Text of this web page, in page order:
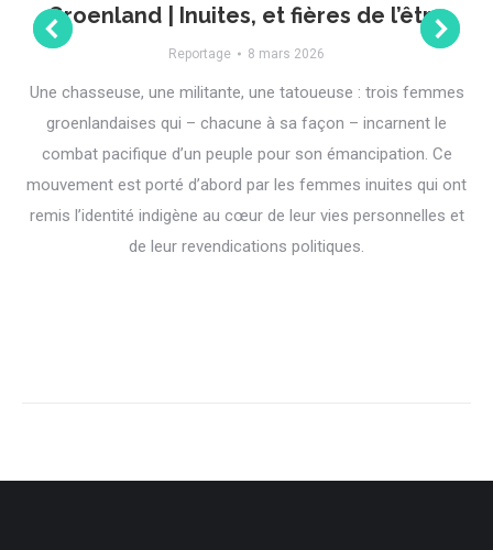
Groenland | Inuites, et fières de l’être
Reportage 8 mars 2026
Une chasseuse, une militante, une tatoueuse : trois femmes
groenlandaises qui – chacune à sa façon – incarnent le
combat pacifique d’un peuple pour son émancipation. Ce
mouvement est porté d’abord par les femmes inuites qui ont
remis l’identité indigène au cœur de leur vies personnelles et
de leur revendications politiques.